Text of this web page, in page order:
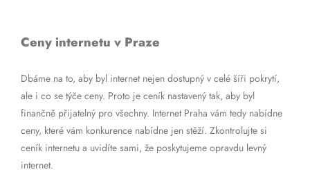
Ceny internetu v Praze
Dbáme na to, aby byl internet nejen dostupný v celé šíři pokrytí,
ale i co se týče ceny. Proto je ceník nastavený tak, aby byl
finančně přijatelný pro všechny. Internet Praha vám tedy nabídne
ceny, které vám konkurence nabídne jen stěží. Zkontrolujte si
ceník internetu a uvidíte sami, že poskytujeme opravdu levný
internet.